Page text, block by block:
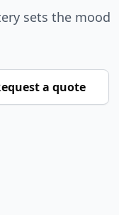
sets the mood
a quote